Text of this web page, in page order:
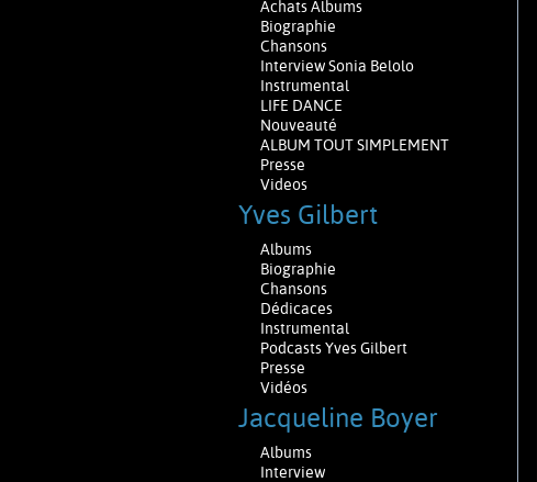
Achats Albums
Biographie
Chansons
Interview Sonia Belolo
Instrumental
LIFE DANCE
Nouveauté
ALBUM TOUT SIMPLEMENT
Presse
Videos
Yves Gilbert
Albums
Biographie
Chansons
Dédicaces
Instrumental
Podcasts Yves Gilbert
Presse
Vidéos
Jacqueline Boyer
Albums
Interview